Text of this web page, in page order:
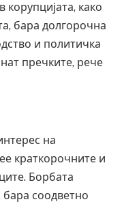
корупцијата, како
бара долгорочна
и политичка
пречките, рече
на
краткорочните и
Борбата
бара соодветно